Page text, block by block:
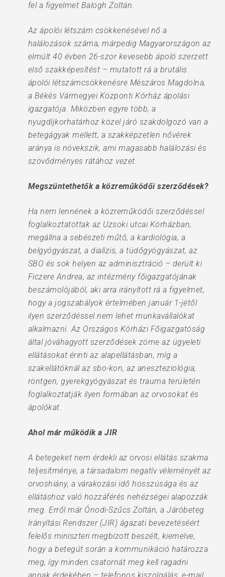
fel a figyelmet Balogh Zoltán.
Az ápolói létszám csökkenésével nő a
halálozások száma, márpedig Magyarországon az
elmúlt 40 évben 26-szor kevesebb ápoló szerzett
első szakképesítést – mutatott rá a brutális
ápolói létszámcsökkenésre Mészáros Magdolna,
a Békés Vármegyei Központi Kórház ápolási
igazgatója. Miközben egyre több, a
nyugdíjkorhatárhoz közel járó szakdolgozó van a
betegágyak mellett, a szakképzetlen nővérek
aránya is növekszik, ami magasabb halálozási és
szövődményes rátához vezet.
Megszüntethetők a közreműködői szerződések?
Ha nem lennének a közreműködői szerződéssel
foglalkoztatottak az Uzsoki utcai Kórházban,
megállna a sebészeti műtő, a kardiológia, a
belgyógyászat, a dialízis, a tüdőgyógyászat, az
SBO és sok helyen az adminisztráció – derült ki
Ficzere Andrea, az intézmény főigazgatójának
beszámolójából, aki arra irányított rá a figyelmet,
hogy a jogszabályok értelmében január 1-jétől
ilyen szerződéssel nem lehet munkavállalókat
alkalmazni. Az Országos Kórházi Főigazgatóság
által jóváhagyott szerződések zöme az ügyeleti
ellátásokat érinti az alapellátásban, míg a
szakellátóknál az sbo-kon, az aneszteziológia,
röntgen, gyerekgyógyászat és trauma területén
foglalkoztatják ilyen formában az orvosokat és
ápolókat.
Ahol már működik a JIR
A betegeket nem érdekli az orvosi ellátás szakma
teljesítménye, a társadalom negatív véleményét az
orvoshiány, a várakozási idő hosszúsága és az
ellátáshoz való hozzáférés nehézségei alapozzák
meg. Erről már Ónodi-Szűcs Zoltán, a Járóbeteg
Irányítási Rendszer (JIR) ágazati bevezetéséért
felelős miniszteri megbízott beszélt, kiemelve,
hogy a betegút során a kommunikáció határozza
meg, így minden csatornát meg kell ragadni